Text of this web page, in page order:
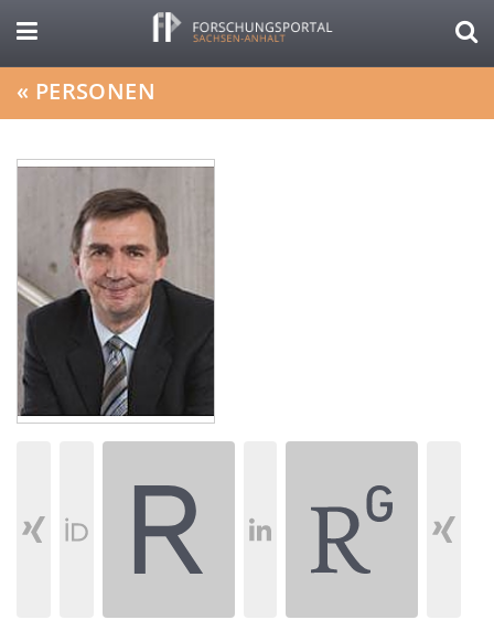
« PERSONEN